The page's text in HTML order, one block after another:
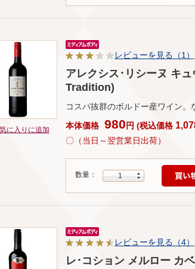
に入りに追加
レビューを見る（1）
アレクシス･リシーヌ キ
Tradition)
コスパ抜群のボルドー産ワイン。
本体価格 980 円 (税込価格
〇（当日～翌営業日出荷）
数量： 1
レビューを見る（4）
レ･コション メルロー カ